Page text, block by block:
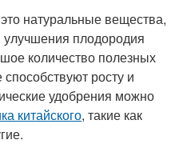
натуральные вещества,
улучшения плодородия
количество полезных
росту и
удобрения можно
китайского, такие как